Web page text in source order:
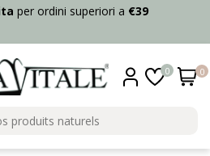
per ordini superiori a €39
0 0